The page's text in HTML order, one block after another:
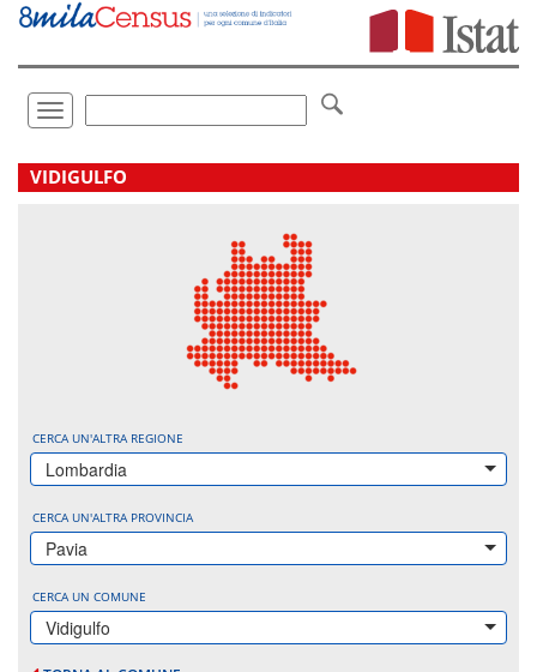
Vai
direttamente
Toggle
navigation
.
VIDIGULFO
CERCA UN'ALTRA REGIONE
Lombardia
CERCA UN'ALTRA PROVINCIA
Pavia
CERCA UN COMUNE
Vidigulfo